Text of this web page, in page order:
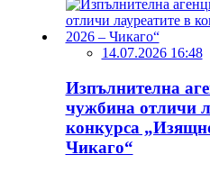
14.07.2026 16:48
Изпълнителна
чужбина отличи
конкурса
Чикаго“